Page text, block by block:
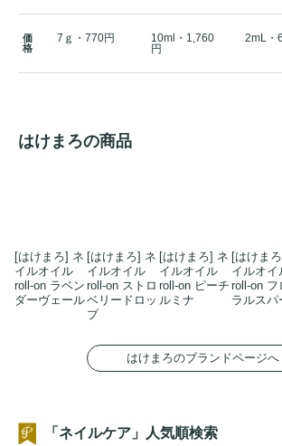
価
格
7ｇ・770円
10ml・1,760
円
2mL・
はけまろの商品
[はけまろ] ネ
イルオイル
roll-on ラベン
ダーヴェール
[はけまろ] ネ
イルオイル
roll-on ストロ
ベリードロッ
プ
[はけまろ] ネ
イルオイル
roll-on ピーチ
ルミナ
[はけま
イルオイ
roll-on フ
ラルスパ
はけまろのブランドページへ
「ネイルケア」人気順検索